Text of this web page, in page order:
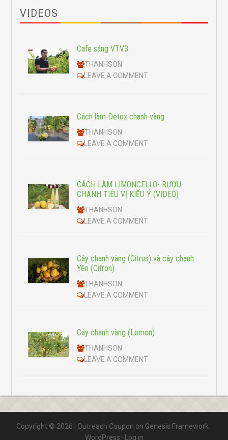
VIDEOS
Cafe sáng VTV3
THANHSON
LEAVE A COMMENT
Cách làm Detox chanh vàng
THANHSON
LEAVE A COMMENT
CÁCH LÀM LIMONCELLO- RƯỢU
CHANH TIÊU VỊ KIỂU Ý (VIDEO)
THANHSON
LEAVE A COMMENT
Cây chanh vàng (Citrus) và cây chanh
Yên (Citron)
THANHSON
LEAVE A COMMENT
Cây chanh vàng (Lemon)
THANHSON
LEAVE A COMMENT
Copyright © 2026 · Outreach Coupon on Genesis Framework ·
WordPress · Log in